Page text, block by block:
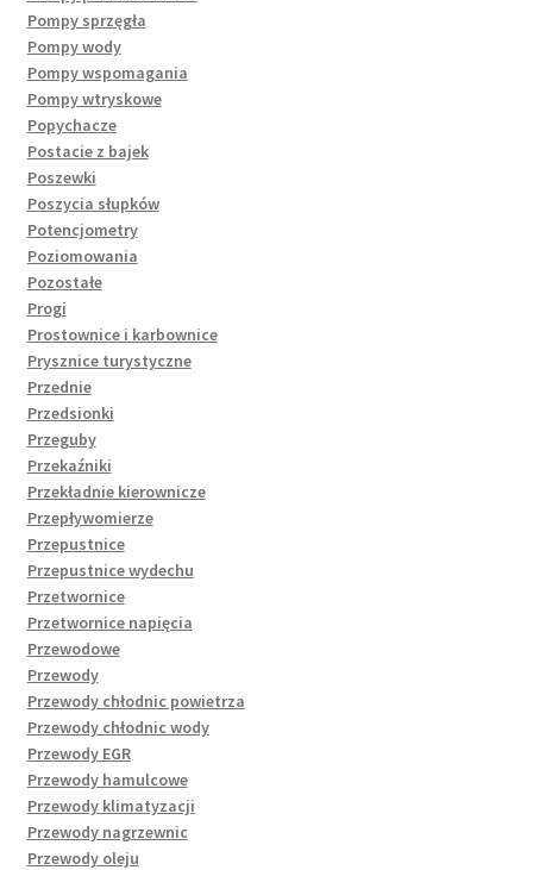
Pompy sprzęgła
Pompy wody
Pompy wspomagania
Pompy wtryskowe
Popychacze
Postacie z bajek
Poszewki
Poszycia słupków
Potencjometry
Poziomowania
Pozostałe
Progi
Prostownice i karbownice
Prysznice turystyczne
Przednie
Przedsionki
Przeguby
Przekaźniki
Przekładnie kierownicze
Przepływomierze
Przepustnice
Przepustnice wydechu
Przetwornice
Przetwornice napięcia
Przewodowe
Przewody
Przewody chłodnic powietrza
Przewody chłodnic wody
Przewody EGR
Przewody hamulcowe
Przewody klimatyzacji
Przewody nagrzewnic
Przewody oleju